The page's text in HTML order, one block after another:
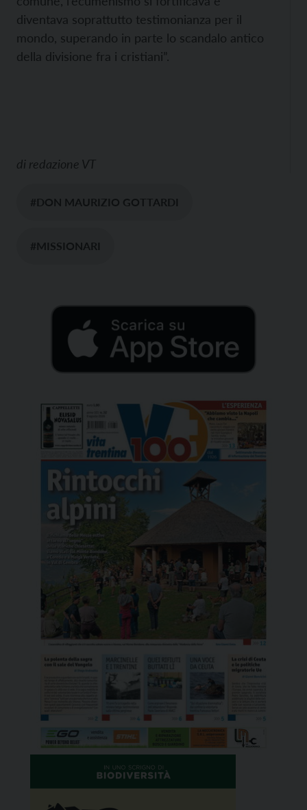
diventava soprattutto testimonianza per il
mondo, superando in parte lo scandalo antico
della divisione fra i cristiani”.
di redazione VT
#DON MAURIZIO GOTTARDI
#MISSIONARI